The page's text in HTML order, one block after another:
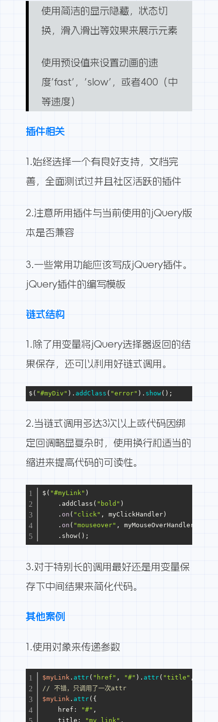
使用简洁的显示隐藏，状态切
换，滑入滑出等效果来展示元素
使用预设值来设置动画的速
度’fast’，’slow’，或者400（中
等速度）
插件相关
1.始终选择一个有良好支持，文档完
善，全面测试过并且社区活跃的插件
2.注意所用插件与当前使用的jQuery版
本是否兼容
3.一些常用功能应该写成jQuery插件。
jQuery插件的编写模板
链式结构
1.除了用变量将jQuery选择器返回的结
果保存，还可以利用好链式调用。
$( "#myDiv" ). addClass ( "error" ). show();
2.当链式调用多达3次以上或代码因绑
定回调略显复杂时，使用换行和适当的
缩进来提高代码的可读性。
$( "#myLink" )
    .addClass(
"bold" )
    .
on ( "click" , myClickHandler)
    .
on ( "mouseover" , myMouseOverHandler)
    .show();
3.对于特别长的调用最好还是用变量保
存下中间结果来简化代码。
其他案例
1.使用对象来传递参数
$myLink . attr( "href" , "#" ). attr( "title" ,
// 不错，只调用了一次attr
$myLink . attr({
href : "#" ,
title : "my link" ,